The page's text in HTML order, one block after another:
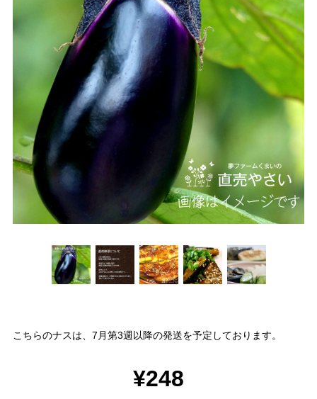
こちらのナスは、7月第3週以降の発送を予定しております。
¥248